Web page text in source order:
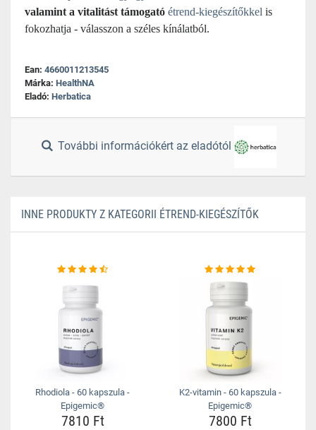
valamint a vitalitást támogató étrend-kiegészítőkkel is
fokozhatja - válasszon a széles kínálatból.
Ean: 4660011213545
Márka: HealthNA
Eladó: Herbatica
További információkért az eladótól
INNE PRODUKTY Z KATEGORII ÉTREND-KIEGÉSZÍTŐK
Rhodiola - 60 kapszula -
Epigemic®
7810 Ft
K2-vitamin - 60 kapszula -
Epigemic®
7800 Ft